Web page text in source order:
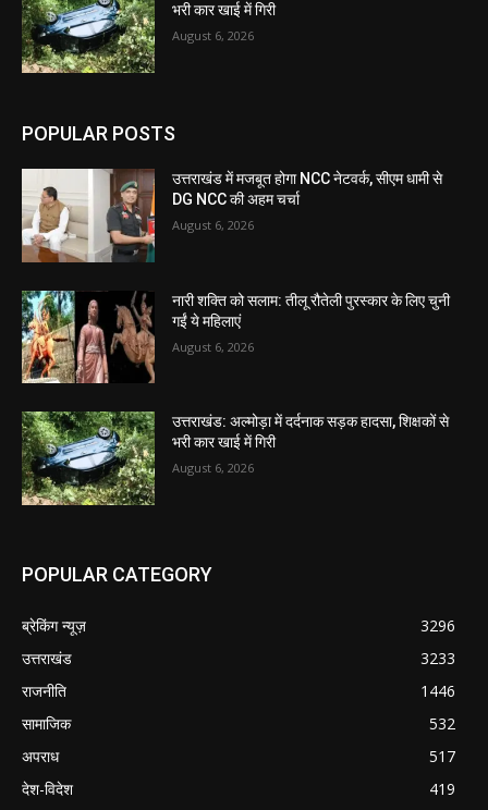
भरी कार खाई में गिरी
August 6, 2026
POPULAR POSTS
उत्तराखंड में मजबूत होगा NCC नेटवर्क, सीएम धामी से
DG NCC की अहम चर्चा
August 6, 2026
नारी शक्ति को सलाम: तीलू रौतेली पुरस्कार के लिए चुनी
गईं ये महिलाएं
August 6, 2026
उत्तराखंड: अल्मोड़ा में दर्दनाक सड़क हादसा, शिक्षकों से
भरी कार खाई में गिरी
August 6, 2026
POPULAR CATEGORY
ब्रेकिंग न्यूज़
3296
उत्तराखंड
3233
राजनीति
1446
सामाजिक
532
अपराध
517
देश-विदेश
419